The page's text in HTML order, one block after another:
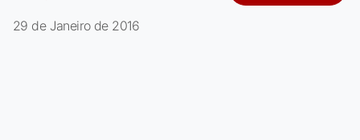
29 de Janeiro de 2016